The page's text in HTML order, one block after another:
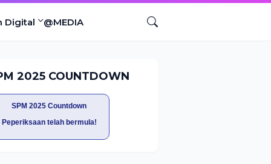
Digital @MEDIA
2025 COUNTDOWN
SPM 2025 Countdown
Peperiksaan telah bermula!